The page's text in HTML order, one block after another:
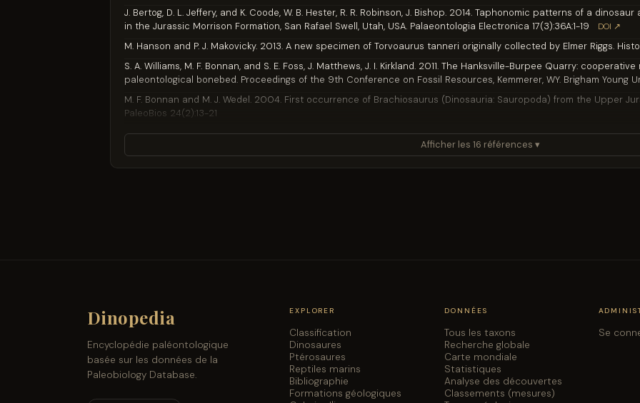
J. Bertog, D. L. Jeffery, and K. Coode, W. B. Hester, R. R. Robinson, J. Bishop. 2014. Taphonomic patterns of a
in the Jurassic Morrison Formation, San Rafael Swell, Utah, USA. Palaeontologia Electronica 17(3):36A:1-19
DOI ↗
M. Hanson and P. J. Makovicky. 2013. A new specimen of Torvoaurus tanneri originally collected by Elmer Riggs.
S. A. Williams, M. F. Bonnan, and S. E. Foss, J. Matthews, J. I. Kirkland. 2011. The Hanksville-Burpee Quarry:
paleontological bonebed. Proceedings of the 9th Conference on Fossil Resources, Kemmerer, WY. Brigham Young
M. F. Bonnan and M. J. Wedel. 2004. First occurrence of Brachiosaurus (Dinosauria: Sauropoda) from the Upper
PaleoBios 24(2):13-21
J. R. Foster. 2003. Paleoecological analysis of the vertebrate fauna of the Morrison Formation (Upper Jurassic),
J. H. Ostrom and J. S. McIntosh. 1999. Marsh's Dinosaurs: The Collections from Como Bluff. Yale University Press,
B. Britt. 1991. Theropods of Dry Mesa Quarry (Morrison Formation, Late Jurassic), Colorado, with emphasis on the
M. A. Raath and J. S. McIntosh. 1987. Sauropod dinosaurs from the central Zambezi Valley, Zimbabwe, and the age
B. Brown. 1935. Sinclair Dinosaur Expedition, 1934. Natural History 36:2-15
Afficher les 16 références ▾
Dinopedia
Encyclopédie paléontologique
basée sur les données de la
Paleobiology Database.
EXPLORER
Classification
Dinosaures
Ptérosaures
Reptiles marins
Bibliographie
Formations géologiques
DONNÉES
Tous les taxons
Recherche globale
Carte mondiale
Statistiques
Analyse des découvertes
Classements (mesures)
Se